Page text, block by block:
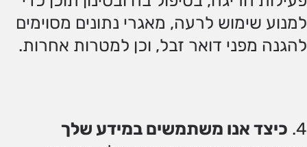
למנוע שימוש לרעה, מאגרי נתונים מסוימים
להגנה מפני דואר זבל, וכן למטרות אחרות.
כיצד אנו משתמשים במידע שלך